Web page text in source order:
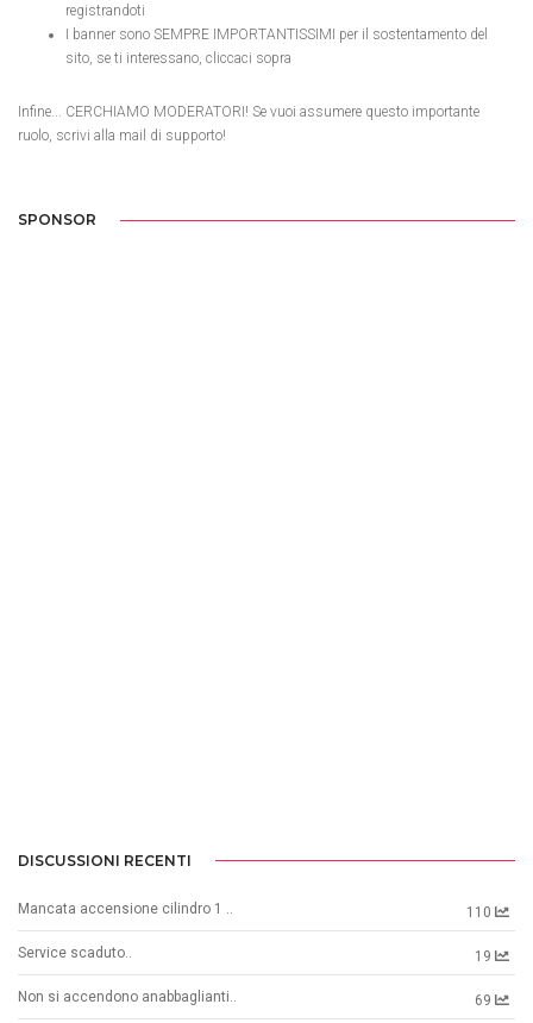
registrandoti
I banner sono SEMPRE IMPORTANTISSIMI per il sostentamento del
sito, se ti interessano, cliccaci sopra
Infine... CERCHIAMO MODERATORI! Se vuoi assumere questo importante
ruolo, scrivi alla mail di supporto!
SPONSOR
DISCUSSIONI RECENTI
Mancata accensione cilindro 1 .. 110
Service scaduto.. 19
Non si accendono anabbaglianti.. 69